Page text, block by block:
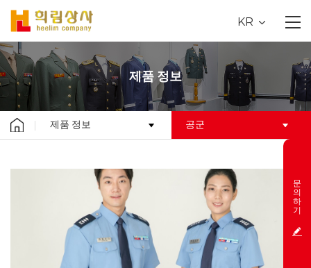
문
의
하
기
KR
제품 정보
제품 정보 공군